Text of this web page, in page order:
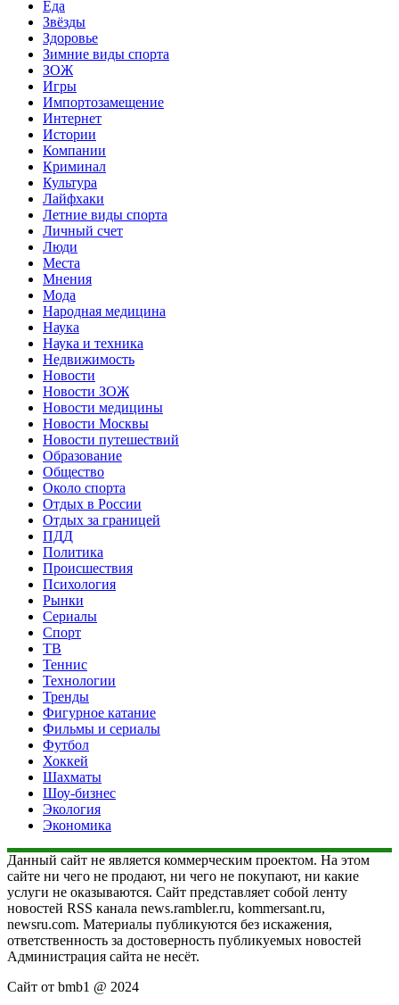
Еда
Звёзды
Здоровье
Зимние виды спорта
ЗОЖ
Игры
Импортозамещение
Интернет
Истории
Компании
Криминал
Культура
Лайфхаки
Летние виды спорта
Личный счет
Люди
Места
Мнения
Мода
Народная медицина
Наука
Наука и техника
Недвижимость
Новости
Новости ЗОЖ
Новости медицины
Новости Москвы
Новости путешествий
Образование
Общество
Около спорта
Отдых в России
Отдых за границей
ПДД
Политика
Происшествия
Психология
Рынки
Сериалы
Спорт
ТВ
Теннис
Технологии
Тренды
Фигурное катание
Фильмы и сериалы
Футбол
Хоккей
Шахматы
Шоу-бизнес
Экология
Экономика
Данный сайт не является коммерческим проектом. На этом
сайте ни чего не продают, ни чего не покупают, ни какие
услуги не оказываются. Сайт представляет собой ленту
новостей RSS канала news.rambler.ru, kommersant.ru,
newsru.com. Материалы публикуются без искажения,
ответственность за достоверность публикуемых новостей
Администрация сайта не несёт.
Сайт от bmb1 @ 2024